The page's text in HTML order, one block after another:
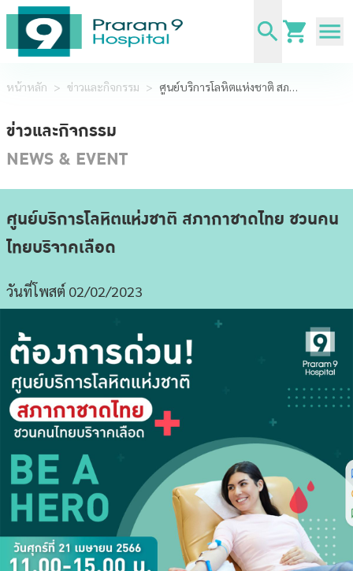
หน้าหลัก > ข่าวและกิจกรรม > ศูนย์บริการโลหิตแห่งชาติ สภากาชาดไทย ชวนคนไทยบริจาคเลือด
ข่าวและกิจกรรม
NEWS & EVENT
ศูนย์บริการโลหิตแห่งชาติ สภากาชาดไทย ชวนคน
ไทยบริจาคเลือด
วันที่โพสต์ 02/02/2023